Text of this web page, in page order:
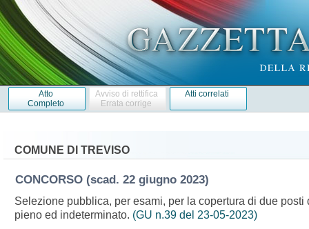
Atto
Completo
Avviso di rettifica
Errata corrige
Atti correlati
COMUNE DI TREVISO
CONCORSO (scad. 22 giugno 2023)
Selezione pubblica, per esami, per la copertura di due
pieno ed indeterminato. (GU n.39 del 23-05-2023)